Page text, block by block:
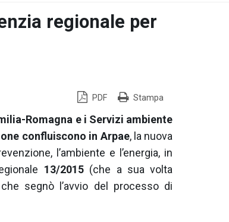
regionale per
PDF Stampa
Romagna e i Servizi ambiente
confluiscono in Arpae, la nuova
l’ambiente e l’energia, in
13/2015(che a sua volta
segnò l’avvio del processo di